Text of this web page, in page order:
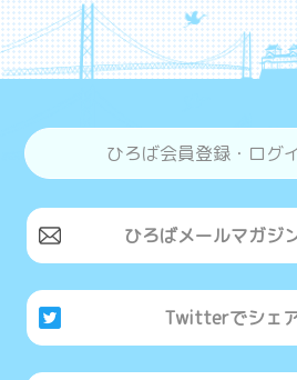
ひろば会員登録・ログ
ひろばメールマガジ
Twitterでシェ